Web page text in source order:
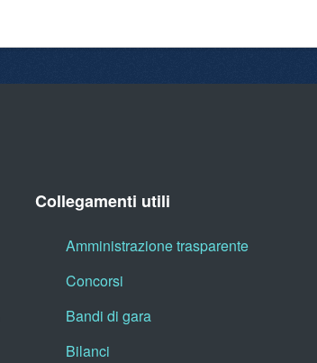
Collegamenti utili
Amministrazione trasparente
Concorsi
Bandi di gara
Bilanci